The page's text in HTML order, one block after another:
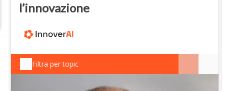
l’innovazione
Filtra per topic